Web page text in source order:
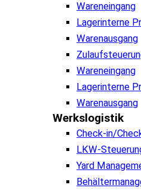
Wareneingang
Lagerinterne
Warenausgang
Wareneingang
Lagerinterne
Warenausgang
Werkslogistik
Check-in/
LKW-
Yard